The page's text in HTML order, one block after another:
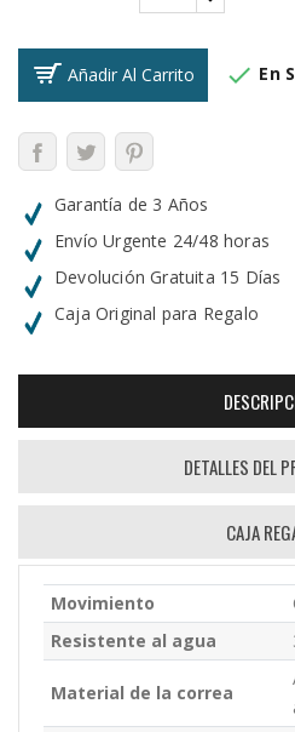
Añadir Al Carrito  En
Garantía de 3 Años
Envío Urgente 24/48 horas
Devolución Gratuita 15 Días
Caja Original para Regalo
DETALLES DEL
CAJA
Movimiento
Resistente al agua
Material de la correa